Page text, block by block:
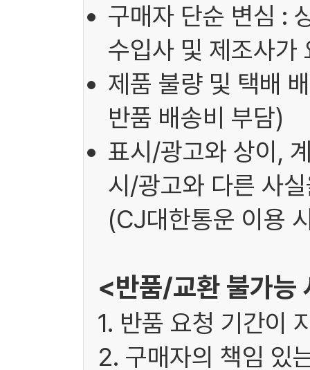
구매자 단순 변심 :
수입사 및 제조사가
제품 불량 및 택배
반품 배송비 부담)
표시/광고와 상이,
시/광고와 다른 사
(CJ대한통운 이용
<반품/교환 불가능
1. 반품 요청 기간이
2. 구매자의 책임 있